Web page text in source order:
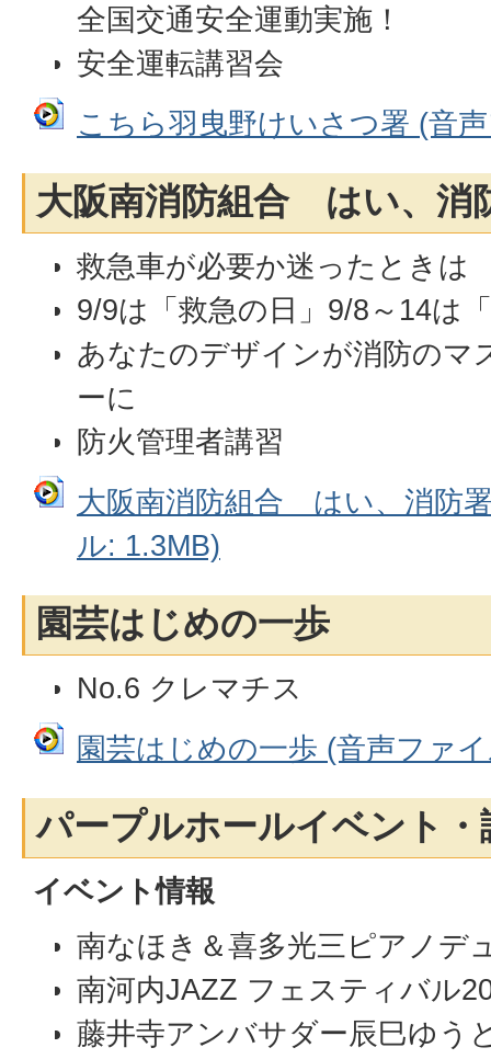
全国交通安全運動実施！
安全運転講習会
こちら羽曳野けいさつ署 (音
大阪南消防組合 はい、消
救急車が必要か迷ったときは
9/9は「救急の日」9/8～14は
あなたのデザインが消防のマ
ーに
防火管理者講習
大阪南消防組合 はい、消防
ル: 1.3MB)
園芸はじめの一歩
No.6 クレマチス
園芸はじめの一歩 (音声ファ
パープルホールイベント・
イベント情報
南なほき＆喜多光三ピアノデ
南河内JAZZ フェスティバル
藤井寺アンバサダー辰巳ゆう